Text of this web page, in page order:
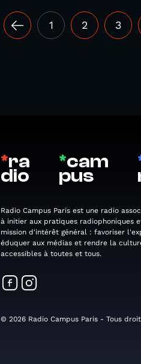
1 2 3
*ra
dio
*cam
pus
Radio Campus Paris est une radio
à initier aux pratiques radiophoniques
mission d'intérêt général : favoriser
éduquer aux médias et rendre la
accessibles à toutes et tous.
© 2026 Radio Campus Paris - Tous